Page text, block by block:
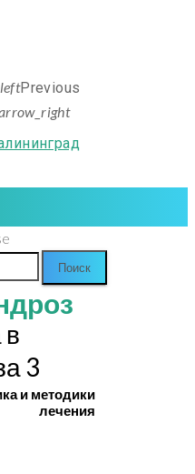
Previous
в
3
и методики
лечения